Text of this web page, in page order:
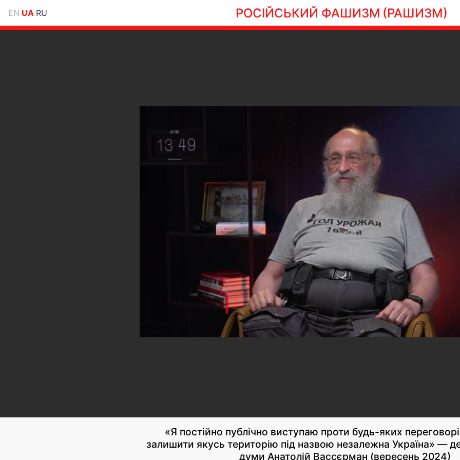
EN UA RU РОСІЙСЬКИЙ ФАШИЗМ (РАШИЗМ)
«Я постійно публічно виступаю проти будь-яких
залишити якусь територію під назвою незалежна Україна» —
думи Анатолій Вассєрман (вересень 2024)